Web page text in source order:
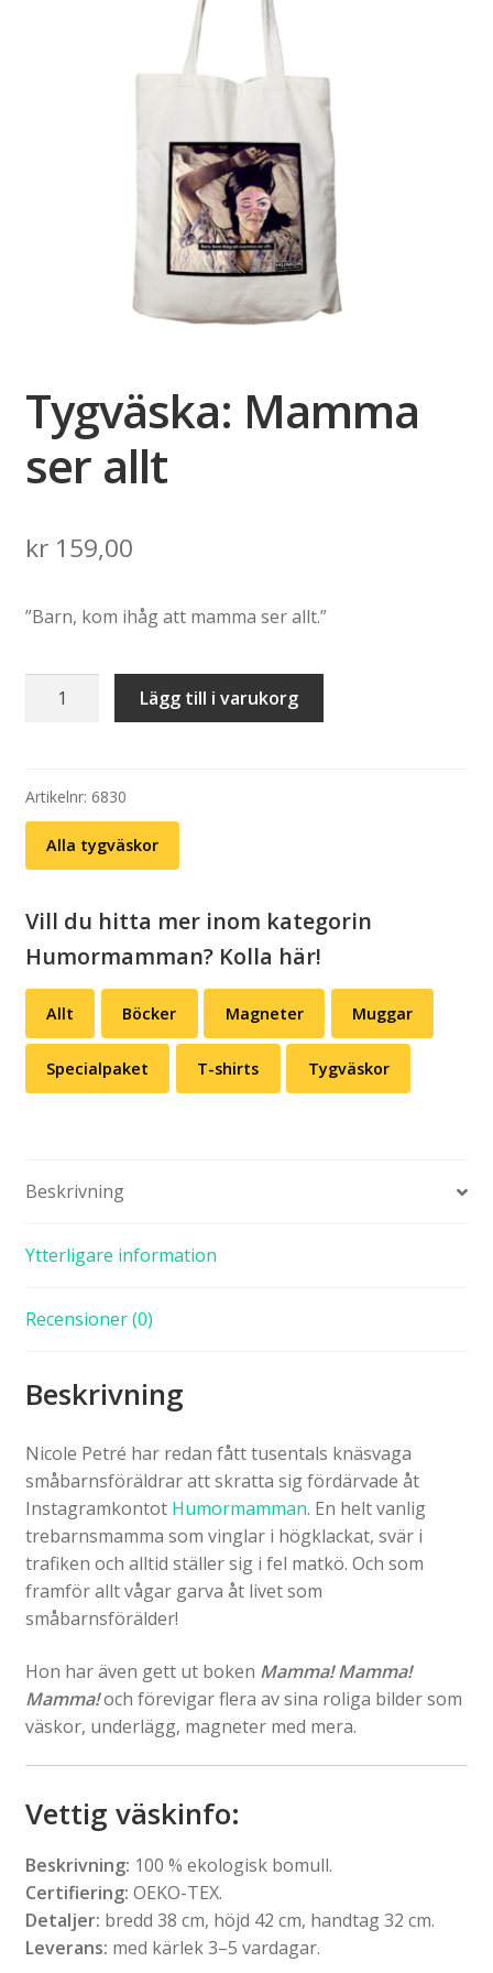
Tygväska: Mamma
ser allt
kr159,00
”Barn, kom ihåg att mamma ser allt.”
Tygväska:
Mamma
mängd
Lägg till i varukorg
Artikelnr: 6830
Alla tygväskor
Vill du hitta mer inom kategorin
Humormamman? Kolla här!
Allt Böcker Magneter Muggar
Specialpaket T-shirts Tygväskor
Beskrivning
Ytterligare information
Recensioner (0)
Beskrivning
Nicole Petré har redan fått tusentals knäsvaga
småbarnsföräldrar att skratta sig fördärvade åt
Instagramkontot Humormamman. En helt vanlig
trebarnsmamma som vinglar i högklackat, svär i
trafiken och alltid ställer sig i fel matkö. Och som
framför allt vågar garva åt livet som
småbarnsförälder!
Hon har även gett ut boken Mamma! Mamma!
Mamma!och förevigar flera av sina roliga bilder som
väskor, underlägg, magneter med mera.
Vettig väskinfo:
Beskrivning: 100 % ekologisk bomull.
Certifiering: OEKO-TEX.
Detaljer: bredd 38 cm, höjd 42 cm, handtag 32 cm.
Leverans: med kärlek 3–5 vardagar.